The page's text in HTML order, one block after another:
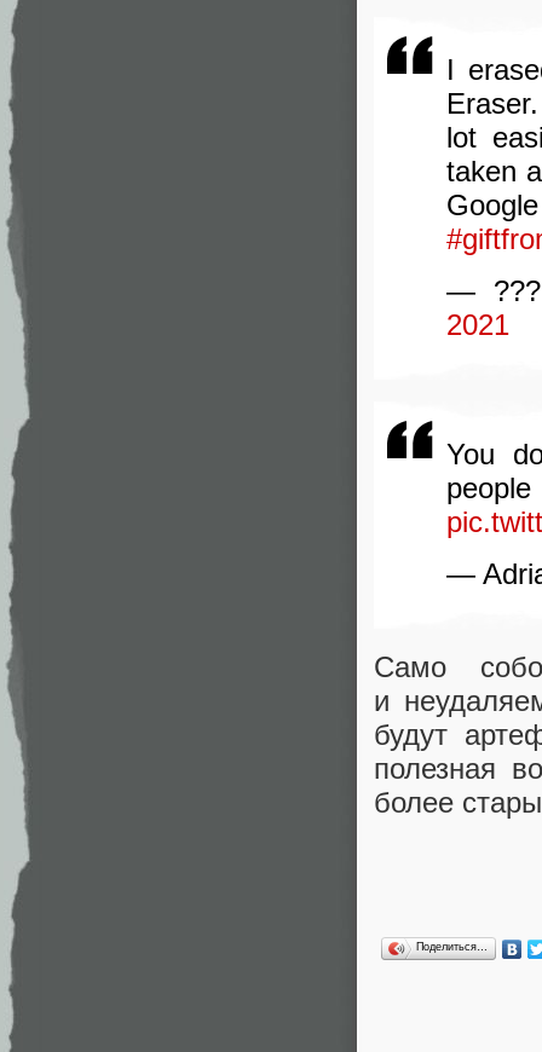
I
lot
taken
—
2021
You
—
Само
и
будут
полезная
более
Поделиться…